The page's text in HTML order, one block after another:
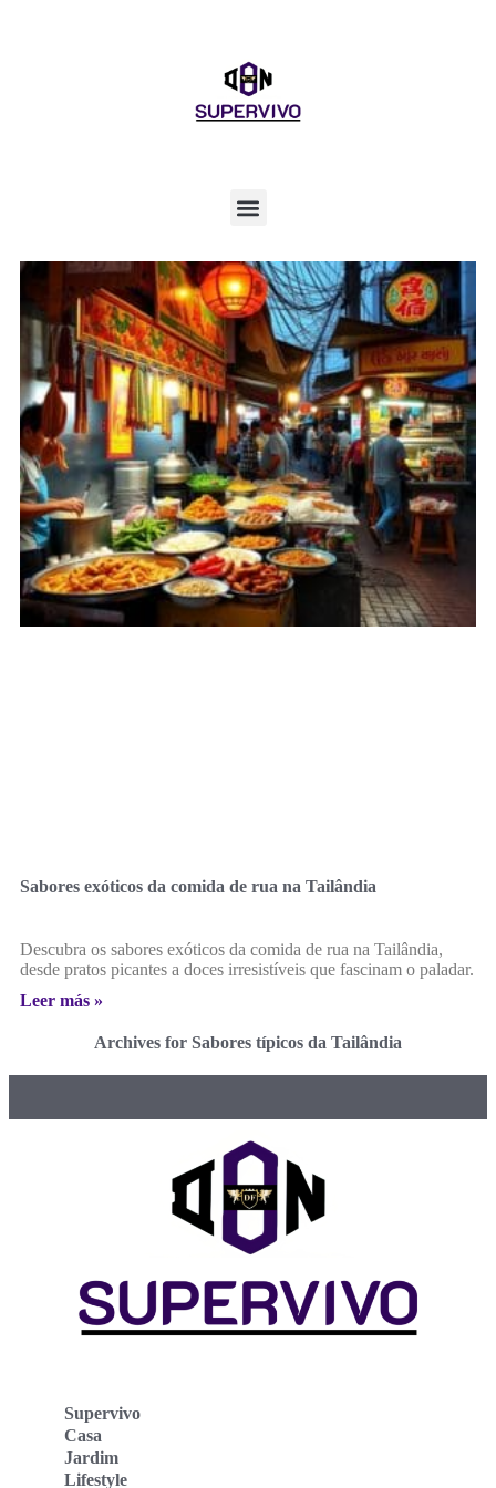
Sabores exóticos da comida de rua na Tailândia
Descubra os sabores exóticos da comida de rua na Tailândia,
desde pratos picantes a doces irresistíveis que fascinam o paladar.
Leer más »
Archives for Sabores típicos da Tailândia
Supervivo
Casa
Jardim
Lifestyle